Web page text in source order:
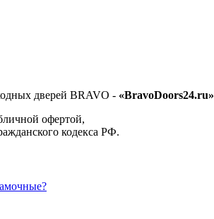
дверей BRAVO - «BravoDoors24.ru»
офертой,
кодекса РФ.